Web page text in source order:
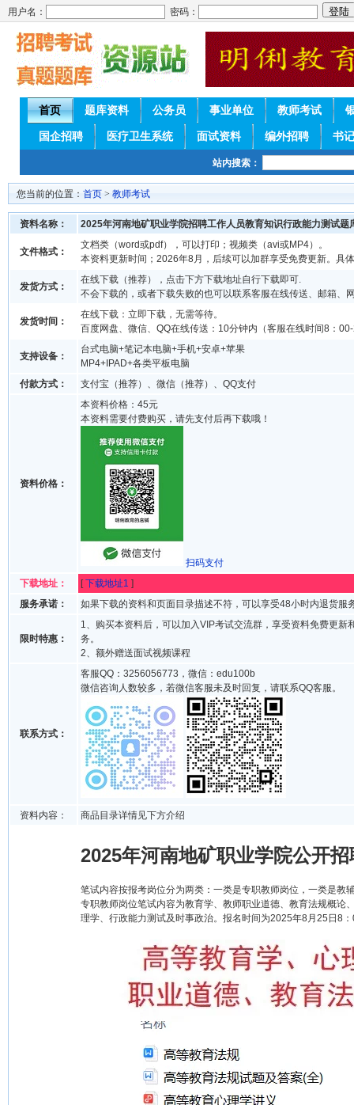
用户名： 密码：
首页 题库资料 公务员 事业单位 教师考试
国企招聘 医疗卫生系统 面试资料 编外招聘 书
站内搜索：
您当前的位置： 首页 > 教师考试
资料名称： 2025年河南地矿职业学院招聘工作人员教育知识行政能力测试题
文件格式：
文档类（word或pdf），可以打印；视频类（avi或MP4）。
本资料更新时间；2026年8月，后续可以加群享受免费更新。具
发货方式：
在线下载（推荐），点击下方下载地址自行下载即可.
不会下载的，或者下载失败的也可以联系客服在线传送、邮箱、
发货时间：
在线下载：立即下载，无需等待。
百度网盘、微信、QQ在线传送：10分钟内（客服在线时间8：
支持设备：
台式电脑+笔记本电脑+手机+安卓+苹果
MP4+IPAD+各类平板电脑
付款方式：
支付宝（推荐）、微信（推荐）、QQ支付
资料价格：
本资料价格：45元
本资料需要付费购买，请先支付后再下载哦！
扫码支付
下载地址：
[下载地址1 ]
服务承诺：
如果下载的资料和页面目录描述不符，可以享受48小时内退货服
限时特惠：
1、购买本资料后，可以加入VIP考试交流群，享受资料免费更新
务。
2、额外赠送面试视频课程
联系方式：
客服QQ：3256056773，微信：edu100b
微信咨询人数较多，若微信客服未及时回复，请联系QQ客服。
资料内容： 商品目录详情见下方介绍
2025年河南地矿职业学院公开
笔试内容按报考岗位分为两类：一类是专职教师岗位，一类是教
专职教师岗位笔试内容为教育学、教师职业道德、教育法规概
理学、行政能力测试及时事政治。报名时间为2025年8月25日8